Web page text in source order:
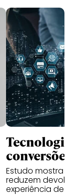
Estudo mostra
reduzem
experiência de